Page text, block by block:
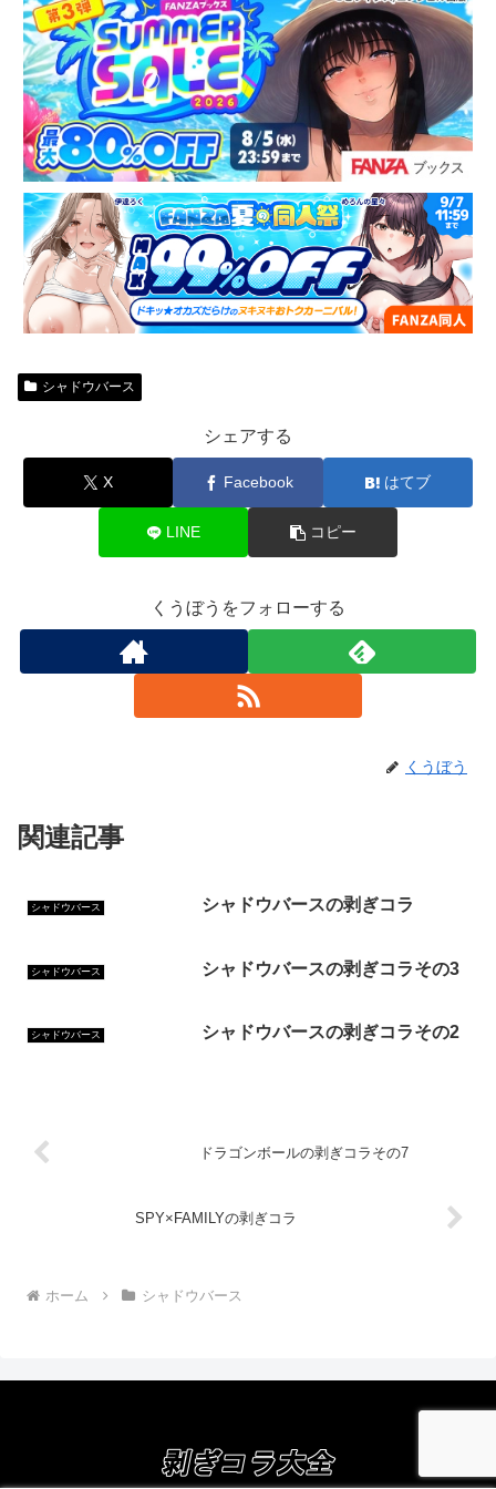
シャドウバース
シェアする
X Facebook はてブ
LINE コピー
くうぼうをフォローする
くうぼう
関連記事
シャドウバース シャドウバースの剥ぎコラ
シャドウバース シャドウバースの剥ぎコラその3
シャドウバース シャドウバースの剥ぎコラその2
ドラゴンボールの剥ぎコラその7
SPY×FAMILYの剥ぎコラ
ホーム シャドウバース